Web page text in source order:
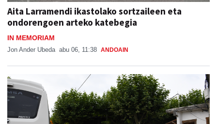
Aita Larramendi ikastolako sortzaileen eta
ondorengoen arteko katebegia
IN MEMORIAM
Jon Ander Ubeda abu 06, 11:38 ANDOAIN